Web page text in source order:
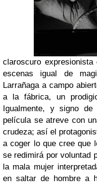
claroscuro
escenas igual de
Larrañaga a campo
a la fábrica, un
Igualmente, y signo
película se atreve con
crudeza; así el
a coger lo que cree que
se redimirá por voluntad
la mala mujer
en saltar de hombre a